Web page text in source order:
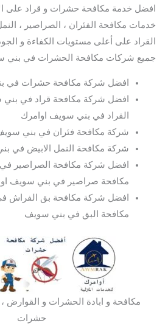
افضل خدمة مكافحة حشرات و قراد على
خدمات مكافحة الفئران ، الصراصير ،
القراد على أعلى مستويات الكفاءة و
جميع شركات مكافحة الحشرات في بني
افضل شركة مكافحة حشرات في
افضل شركة مكافحة قراد في
القراد في بني سويف اوامرك
شركة مكافحة فئران في بني
شركة مكافحة النمل الابيض في
افضل شركة مكافحة الصراصير
مكافحة صراصير في بني سويف
افضل شركة مكافحة بق الفراش
مكافحة البق في بني سويف
مكافحة و ابادة الحشرات و
حشرات